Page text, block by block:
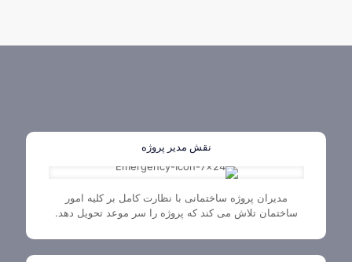
نقش مدیر پروژه
مدیران پروژه ساختمانی با نظارت کامل بر کلیه امور
ساختمان تلاش می کند که پروژه را سر موعد تحویل دهد.